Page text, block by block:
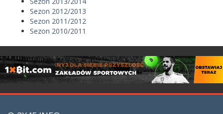
Sezon 2012/2013
Sezon 2011/2012
Sezon 2010/2011